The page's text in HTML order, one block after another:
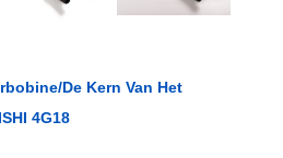
de Kern Van Het
4G18